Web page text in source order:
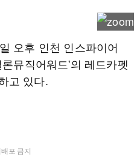
오후 인천 인스파이어
뮤직어워드'의 레드카펫
고 있다.
포 금지